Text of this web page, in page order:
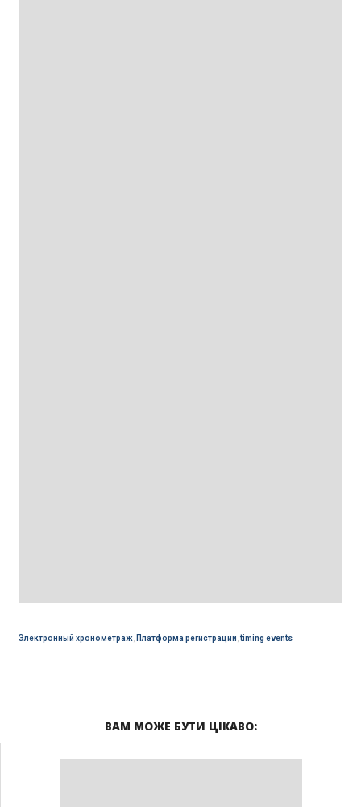
Электронный хронометраж, Платформа регистрации timing events
ВАМ МОЖЕ БУТИ ЦІКАВО: